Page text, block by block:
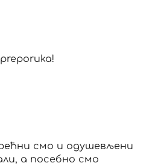
смо и одушевљени
а посебно смо